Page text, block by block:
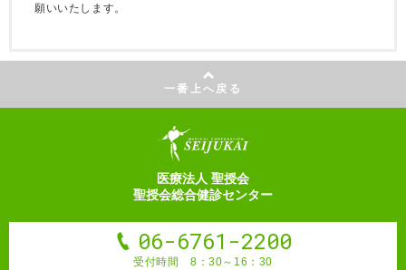
願いいたします。
一番上へ戻る
医療法人 聖授会
聖授会総合健診センター
06-6761-2200
受付時間 8：30～16：30